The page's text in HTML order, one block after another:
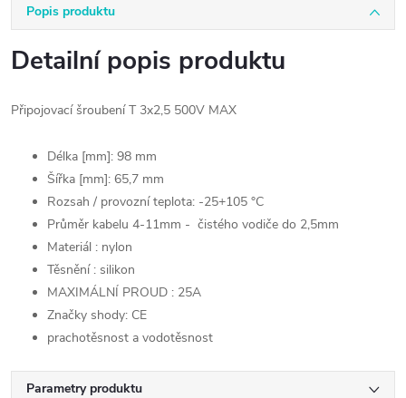
Popis produktu
Detailní popis produktu
Připojovací šroubení T 3x2,5 500V MAX
Délka [mm]: 98 mm
Šířka [mm]: 65,7 mm
Rozsah / provozní teplota: -25+105 °C
Průměr kabelu 4-11mm - čistého vodiče do 2,5mm
Materiál : nylon
Těsnění : silikon
MAXIMÁLNÍ PROUD : 25A
Značky shody: CE
prachotěsnost a vodotěsnost
Parametry produktu